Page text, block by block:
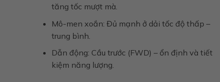
tăng tốc mượt mà.
Mô-men xoắn: Đủ mạnh ở dải tốc độ thấp –
trung bình.
Dẫn động: Cầu trước (FWD) – ổn định và tiết
kiệm năng lượng.